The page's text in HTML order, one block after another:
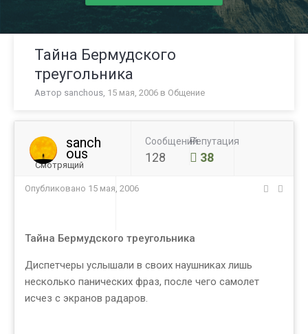
Тайна Бермудского
треугольника
Автор sanchous, 15 мая, 2006 в Общение
sanch
ous
Смотрящий
Сообщений
128
Репутация
38
Опубликовано 15 мая, 2006
Тайна Бермудского треугольника
Диспетчеры услышали в своих наушниках лишь
несколько панических фраз, после чего самолет
исчез с экранов радаров.